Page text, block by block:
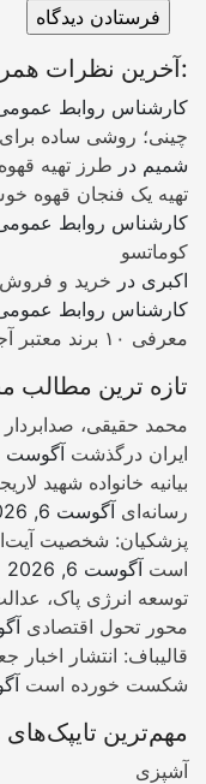
آخرین نظرات همراهان:
کارشناس روابط
چینی؛ روشی ساده
شمیم در طرز تهیه
تهیه یک فنجان قهوه
کارشناس روابط
کوماتسو
اکبری در خرید و فروش
کارشناس روابط
معرفی ۱۰ برند معتبر آجیل و خشکبار در ایران
تازه ترین مطالب
محمد حقیقی،
ایران درگذشت آگوست 6, 2026
بیانیه خانواده شهید
رسانه‌ای آگوست 6, 2026
پزشکیان: شخصیت
است آگوست 6, 2026
توسعه انرژی پاک،
محور تحول اقتصادی
قالیباف: انتشار
شکست خورده است
مهم‌ترین
آشپزی